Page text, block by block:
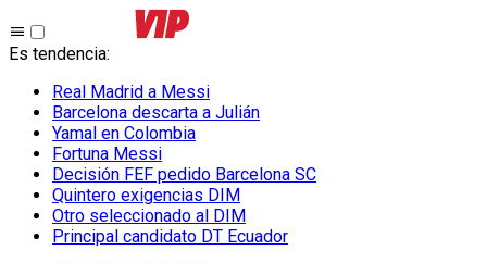
Es tendencia:
Real Madrid a Messi
Barcelona descarta a Julián
Yamal en Colombia
Fortuna Messi
Decisión FEF pedido Barcelona SC
Quintero exigencias DIM
Otro seleccionado al DIM
Principal candidato DT Ecuador